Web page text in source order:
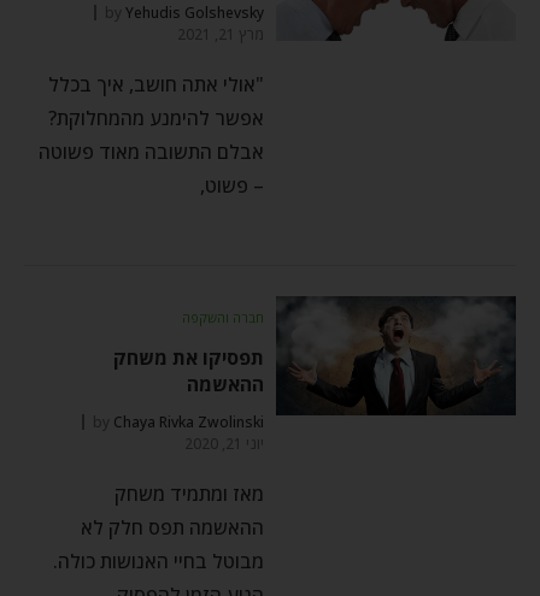
byYehudis Golshevsky
מרץ 21, 2021
"אולי אתה חושב, איך בכלל
אפשר להימנע מהמחלוקת?
אבלם התשובה מאוד פשוטה
– פשוט,
חברה והשקפה
תפסיקו את משחק
ההאשמה
by Chaya Rivka Zwolinski
יוני 21, 2020
מאז ומתמיד משחק
ההאשמה תפס חלק לא
מבוטל בחיי האנושות כולה.